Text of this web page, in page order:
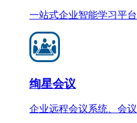
一站式企业智能学习平台
绚星会议
企业远程会议系统、会